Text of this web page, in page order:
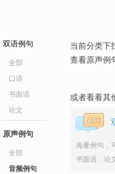
双语例句
全部
口语
书面语
论文
原声例句
全部
音频例句
当前分类下
查看原声例
或者看看其
海量例句，
书面语、论